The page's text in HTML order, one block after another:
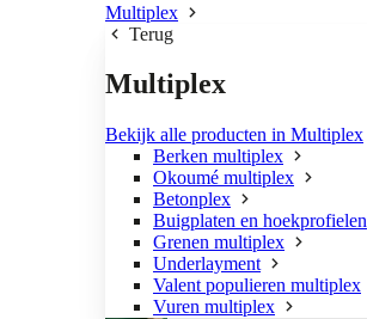
Multiplex
Terug
Multiplex
Bekijk alle producten in Multiplex
Berken multiplex
Okoumé multiplex
Betonplex
Buigplaten en hoekprofielen
Grenen multiplex
Underlayment
Valent populieren multiplex
Vuren multiplex